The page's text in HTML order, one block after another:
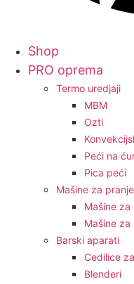
Shop
PRO oprema
Termo uredjaji
MBM
Ozti
Peći na
Pica peći
Mašine za pranje
Mašine
Mašine za
Barski aparati
Cedilice
Blenderi